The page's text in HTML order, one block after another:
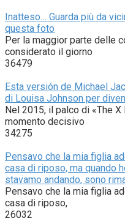
Inatteso… Guarda più da
questa foto
Per la maggior parte delle
considerato il giorno
36479
Esta versión de Michael
di Louisa Johnson per
Nel 2015, il palco di «The
momento decisivo
34275
Pensavo che la mia figlia
casa di riposo, ma quando
stavamo andando, sono
Pensavo che la mia figlia
casa di riposo,
26032